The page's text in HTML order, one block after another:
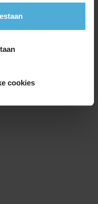
cookies